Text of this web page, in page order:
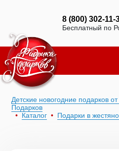
8 (800) 302-11-
Бесплатный по
Детские новогодние подарков
Подарков
Каталог
Подарки в